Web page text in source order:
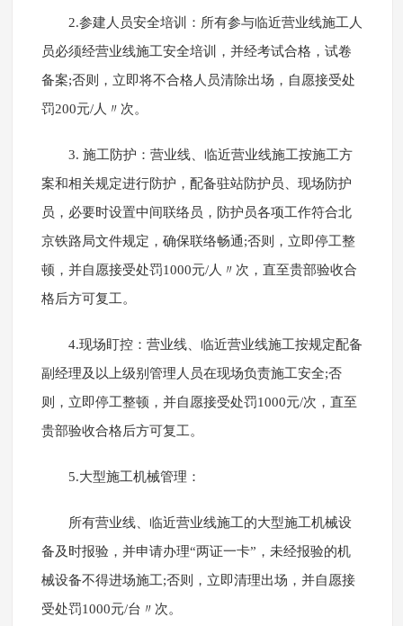
2.参建人员安全培训：所有参与临近营业线施工人
员必须经营业线施工安全培训，并经考试合格，试卷
备案;否则，立即将不合格人员清除出场，自愿接受处
罚200元/人〃次。
3. 施工防护：营业线、临近营业线施工按施工方
案和相关规定进行防护，配备驻站防护员、现场防护
员，必要时设置中间联络员，防护员各项工作符合北
京铁路局文件规定，确保联络畅通;否则，立即停工整
顿，并自愿接受处罚1000元/人〃次，直至贵部验收合
格后方可复工。
4.现场盯控：营业线、临近营业线施工按规定配备
副经理及以上级别管理人员在现场负责施工安全;否
则，立即停工整顿，并自愿接受处罚1000元/次，直至
贵部验收合格后方可复工。
5.大型施工机械管理：
所有营业线、临近营业线施工的大型施工机械设
备及时报验，并申请办理“两证一卡”，未经报验的机
械设备不得进场施工;否则，立即清理出场，并自愿接
受处罚1000元/台〃次。